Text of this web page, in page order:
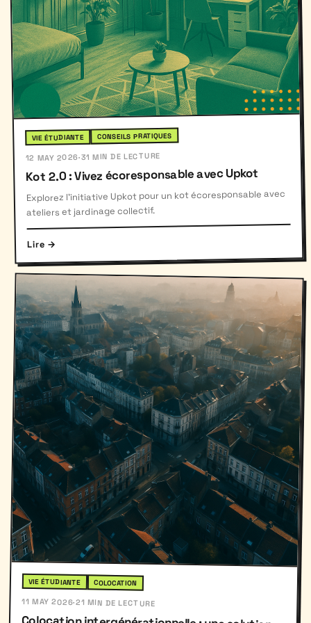
VIE ÉTUDIANTE CONSEILS PRATIQUES
12 MAY 2026·31 MIN DE LECTURE
Kot 2.0 : Vivez écoresponsable avec Upkot
Explorez l’initiative Upkot pour un kot écoresponsable avec
ateliers et jardinage collectif.
Lire →
VIE ÉTUDIANTE COLOCATION
11 MAY 2026·21 MIN DE LECTURE